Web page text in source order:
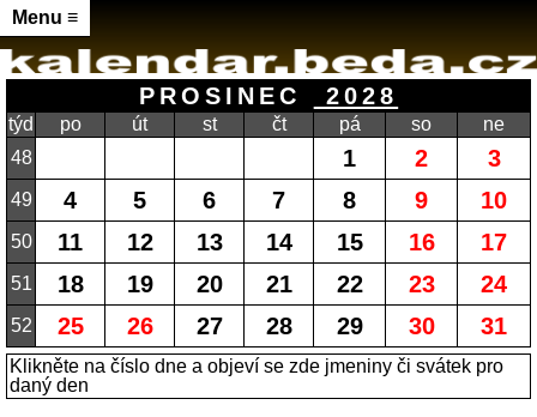
Menu ≡
PROSINEC 2028
týd po út st čt pá so
ne
48
1 2 3
49 4 5 6 7 8 9 10
50 11 12 13 14 15 16 17
51 18 19 20 21 22 23 24
52 25 26 27 28 29 30 31
Klikněte na číslo dne a objeví se zde jmeniny či svátek pro
daný den